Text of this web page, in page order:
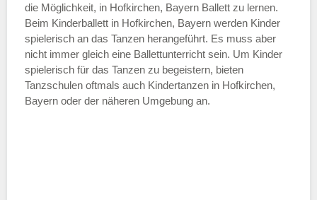
ÖFFNUNGSZEITEN HINZUFÜGEN
Samstag
—
die Möglichkeit, in Hofkirchen, Bayern Ballett zu lernen.
Beim Kinderballett in Hofkirchen, Bayern werden Kinder
spielerisch an das Tanzen herangeführt. Es muss aber
nicht immer gleich eine Ballettunterricht sein. Um Kinder
spielerisch für das Tanzen zu begeistern, bieten
Tanzschulen oftmals auch Kindertanzen in Hofkirchen,
Bayern oder der näheren Umgebung an.